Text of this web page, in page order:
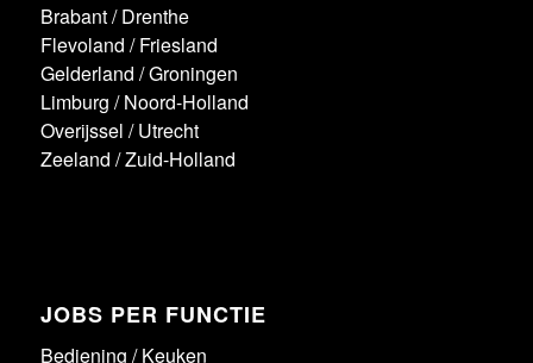
Brabant/Drenthe
Flevoland /Friesland
Gelderland /Groningen
Limburg /Noord-Holland
Overijssel /Utrecht
Zeeland /Zuid-Holland
JOBS PER FUNCTIE
Bediening /Keuken